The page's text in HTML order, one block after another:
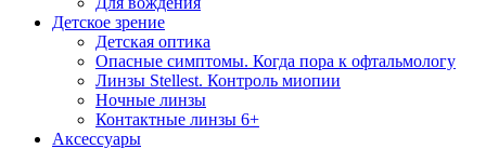
Детское зрение
Детская оптика
Опасные симптомы. Когда пора к офтальмологу
Линзы Stellest. Контроль миопии
Ночные линзы
Контактные линзы 6+
Аксессуары